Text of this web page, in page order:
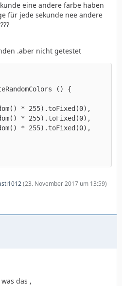
eine andere farbe haben
für jede sekunde nee andere
.aber nicht getestet
(23. November 2017 um 13:59)
das ,